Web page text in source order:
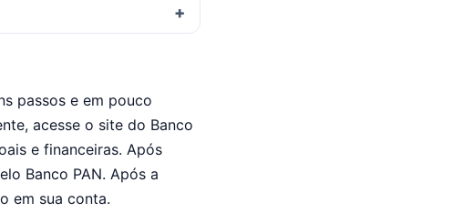
passos e em pouco
acesse o site do Banco
e financeiras. Após
Banco PAN. Após a
em sua conta.